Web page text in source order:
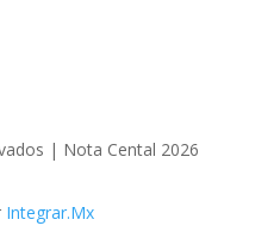
| Nota Cental 2026
Integrar.Mx